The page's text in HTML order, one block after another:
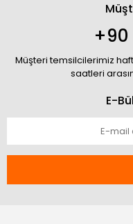
+90
Müşteri temsilcilerimiz
saatleri
E-